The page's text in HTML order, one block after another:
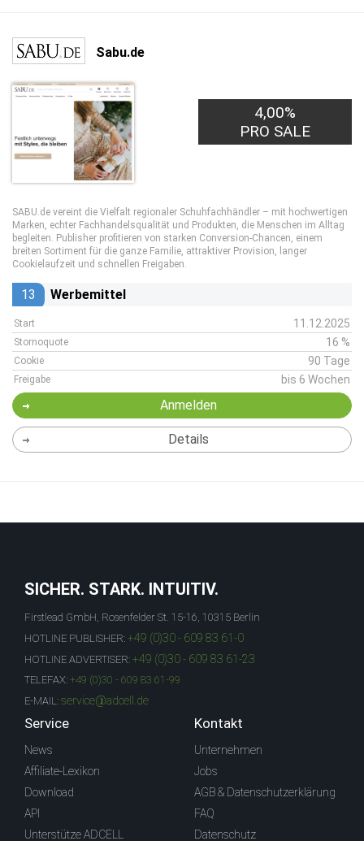
Sabu.de
4,00%
PRO SALE
SABU.de vereint die Vielfalt regionaler Schuhfachhändler – mit hochwertigen
Marken, echter Fachhandelsqualität und Produkten, die Menschen im Alltag
begleiten. Publisher profitieren von starken Conversion-Chancen, einem
breiten Sortiment für die ganze Familie, attraktiver Provision, langer
Cookielaufzeit und schnellen Freigaben.
13 Werbemittel
Start 11.12.2025
Stornoquote 16 %
Cookie 90 Tage
Freigabe bis 6 Wochen
Anmelden
Details
SICHER. STARK. INTUITIV.
Firstlead GmbH, Rosenfelder St. 15-16, 10315 Berlin
HOTLINE PUBLISHER: +49 (0)30 - 609 83 61-0
HOTLINE ADVERTISER: +49 (0)30 - 609 83 61-23
TELEFAX: +49 (0)30 - 609 83 61-99
E-MAIL: service@adcell.de
Service
News
Affiliate-Lexikon
Download
API
Unterstütze ADCELL
Kontakt
Unternehmen
Jobs
AGB & Datenschutzerklärung
FAQ
Datenschutz